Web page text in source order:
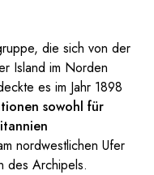
die sich von der
Island im Norden
es im Jahr 1898
sowohl für
nordwestlichen Ufer
des Archipels.